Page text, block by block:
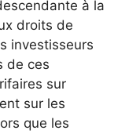
à la
droits de
investisseurs
de ces
sur
sur les
que les